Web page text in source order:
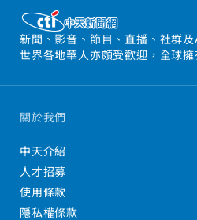
新聞、影音、節目、直播、社群
世界各地華人亦頗受歡迎，全球擁
關於我們
中天介紹
人才招募
使用條款
隱私權條款